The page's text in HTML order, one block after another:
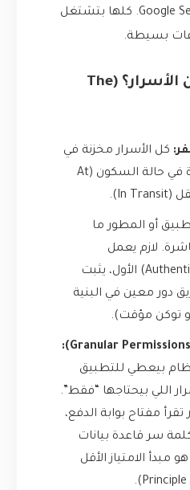
Vault، و Google Secret Manager. كلها بتشتغل
بسيطة.
كيف يعمل مخزن الأسرار؟ (The
كل الأسرار مخزنة في
مكان واحد، مشفرة في حالة السكون (At
أو المطور ما
لازم يعمل
“مصادقة” (Authentication) الأول، يثبت
دور معين في البنية
توكن مؤقت).
بيعطي للتطبيق
اللي بيحتاجها “فقط”.
تقرأ مفتاح بوابة الدفع،
سر قاعدة بيانات
الامتياز الأقل